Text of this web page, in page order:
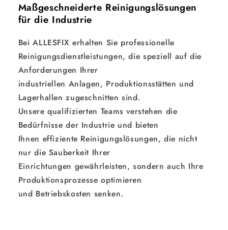
Maßgeschneiderte Reinigungslösungen
für die Industrie
Bei ALLESFIX erhalten Sie professionelle
Reinigungsdienstleistungen, die speziell auf die
Anforderungen Ihrer
industriellen Anlagen, Produktionsstätten und
Lagerhallen zugeschnitten sind.
Unsere qualifizierten Teams verstehen die
Bedürfnisse der Industrie und bieten
Ihnen effiziente Reinigungslösungen, die nicht
nur die Sauberkeit Ihrer
Einrichtungen gewährleisten, sondern auch Ihre
Produktionsprozesse optimieren
und Betriebskosten senken.